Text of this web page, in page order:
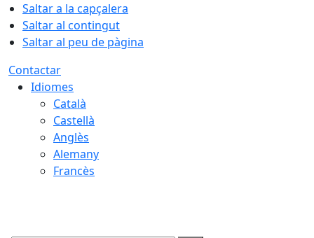
Saltar a la capçalera
Saltar al contingut
Saltar al peu de pàgina
Contactar
Idiomes
Català
Castellà
Anglès
Alemany
Francès